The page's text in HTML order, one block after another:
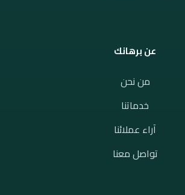
عن برهانك
من نحن
خدماتنا
آراء عملائنا
تواصل معنا